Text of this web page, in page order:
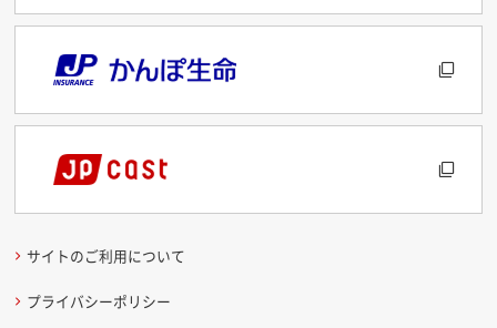
サイトのご利用について
プライバシーポリシー